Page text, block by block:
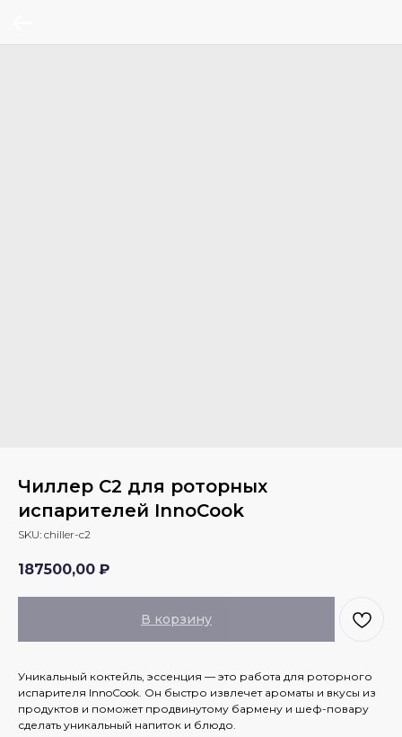
Чиллер С2 для роторных
испарителей InnoCook
SKU: chiller-c2
187500,00 ₽
В корзину
Уникальный коктейль, эссенция — это работа для роторного
испарителя InnoCook. Он быстро извлечет ароматы и вкусы из
продуктов и поможет продвинутому бармену и шеф-повару
сделать уникальный напиток и блюдо.